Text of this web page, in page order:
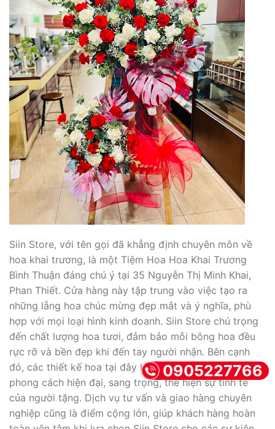
Siin Store, với tên gọi đã khẳng định chuyên môn về
hoa khai trương, là một Tiệm Hoa Hoa Khai Trương
Bình Thuận đáng chú ý tại 35 Nguyễn Thị Minh Khai,
Phan Thiết. Cửa hàng này tập trung vào việc tạo ra
những lẵng hoa chúc mừng đẹp mắt và ý nghĩa, phù
hợp với mọi loại hình kinh doanh. Siin Store chú trọng
đến chất lượng hoa tươi, đảm bảo mỗi bông hoa đều
rực rỡ và bền đẹp khi đến tay người nhận. Bên cạnh
đó, các thiết kế hoa tại đây luôn được cập nhật, mang
phong cách hiện đại, sang trọng, thể hiện sự tinh tế
của người tặng. Dịch vụ tư vấn và giao hàng chuyên
nghiệp cũng là điểm cộng lớn, giúp khách hàng hoàn
0905227766